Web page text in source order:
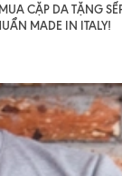
CẶP DA TẶNG
MADE IN ITALY!